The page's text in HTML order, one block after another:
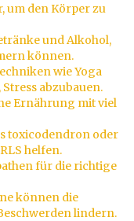
um den Körper zu
und Alkohol,
können.
wie Yoga
abzubauen.
Ernährung mit viel
toxicodendron oder
helfen.
für die richtige
können die
lindern.